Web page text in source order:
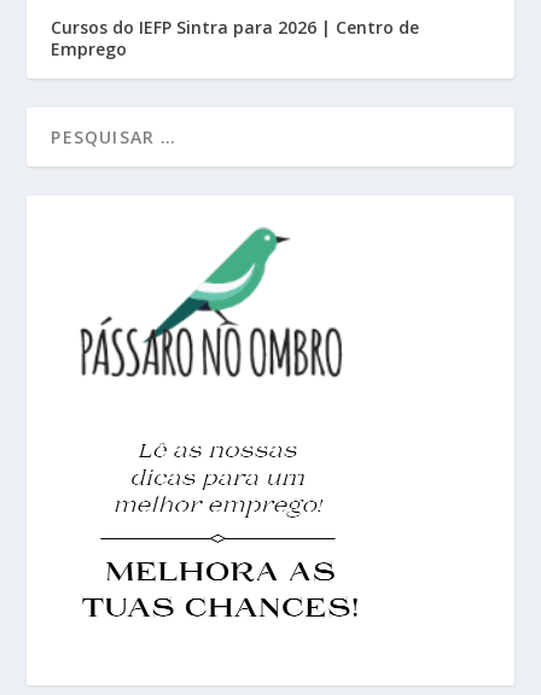
Cursos do IEFP Sintra para 2026 | Centro de
Emprego